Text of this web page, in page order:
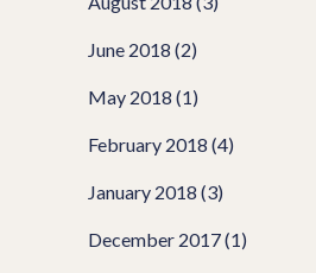
June 2018 (2)
May 2018 (1)
February 2018 (4)
January 2018 (3)
December 2017(1)